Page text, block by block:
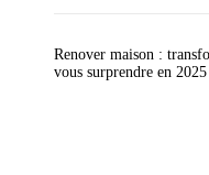
Renover maison :
vous surprendre en 2025